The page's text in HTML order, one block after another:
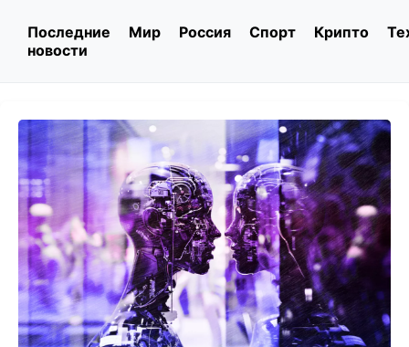
Последние
новости
Мир Россия Спорт Крипто